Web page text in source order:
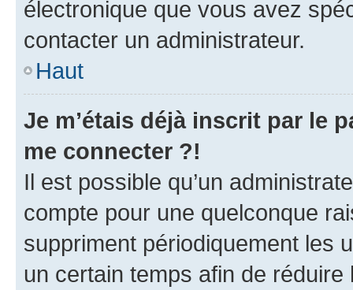
électronique que vous avez
contacter un administrateur.
Haut
Je m’étais déjà inscrit par le
me connecter ?!
Il est possible qu’un
compte pour une quelconque
suppriment périodiquement les
un certain temps afin de